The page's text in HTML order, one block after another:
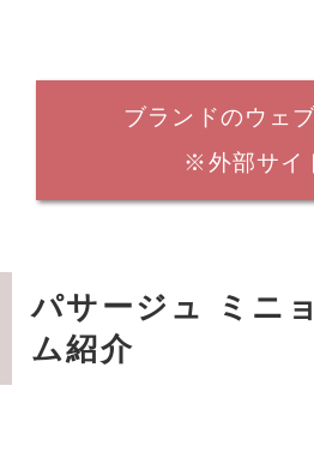
ブランドのウェ
※外部サイ
パサージュ ミニ
ム紹介